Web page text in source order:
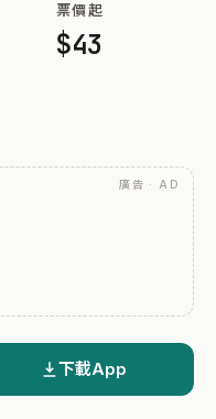
票價起
$43
廣告 · AD
下載App